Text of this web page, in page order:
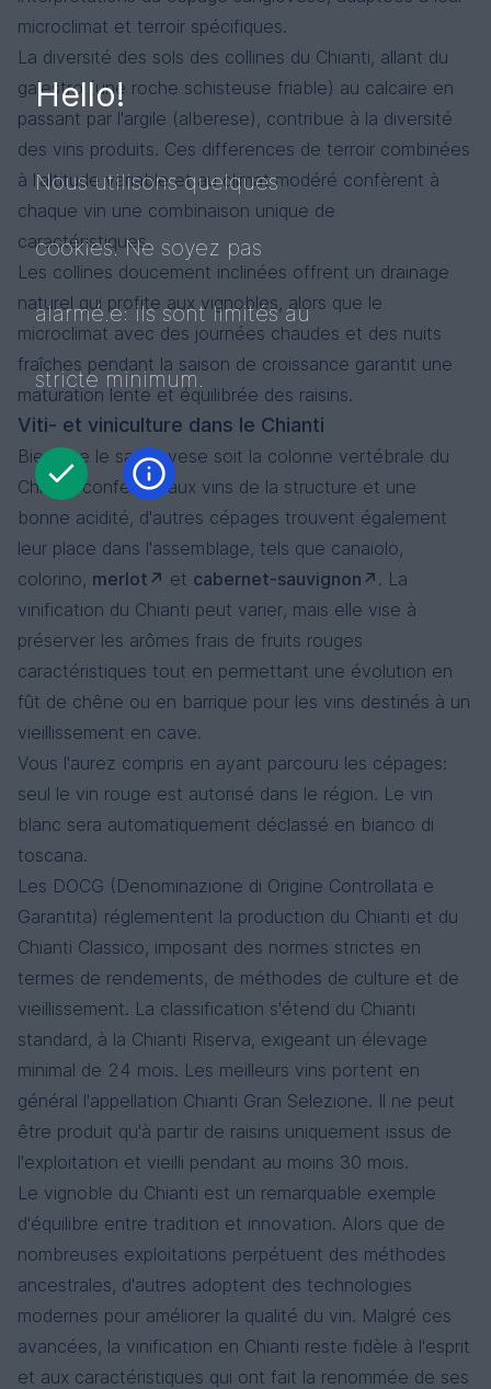
microclimat et terroir spécifiques.
La diversité des sols des collines du Chianti, allant du
galestro (une roche schisteuse friable) au calcaire en
passant par l'argile (alberese), contribue à la diversité
des vins produits. Ces differences de terroir combinées
à l'altitude variable et au climat modéré confèrent à
chaque vin une combinaison unique de
caractéristiques.
Les collines doucement inclinées offrent un drainage
naturel qui profite aux vignobles, alors que le
microclimat avec des journées chaudes et des nuits
fraîches pendant la saison de croissance garantit une
maturation lente et équilibrée des raisins.
Viti- et viniculture dans le Chianti
Bien que le sangiovese soit la colonne vertébrale du
Chianti, conférant aux vins de la structure et une
bonne acidité, d'autres cépages trouvent également
leur place dans l'assemblage, tels que canaiolo,
colorino, merlot et cabernet-sauvignon
. La
vinification du Chianti peut varier, mais elle vise à
préserver les arômes frais de fruits rouges
caractéristiques tout en permettant une évolution en
fût de chêne ou en barrique pour les vins destinés à un
vieillissement en cave.
Vous l'aurez compris en ayant parcouru les cépages:
seul le vin rouge est autorisé dans le région. Le vin
blanc sera automatiquement déclassé en bianco di
toscana.
Les DOCG (Denominazione di Origine Controllata e
Garantita) réglementent la production du Chianti et du
Chianti Classico, imposant des normes strictes en
termes de rendements, de méthodes de culture et de
vieillissement. La classification s'étend du Chianti
standard, à la Chianti Riserva, exigeant un élevage
minimal de 24 mois. Les meilleurs vins portent en
général l'appellation Chianti Gran Selezione. Il ne peut
être produit qu'à partir de raisins uniquement issus de
l'exploitation et vieilli pendant au moins 30 mois.
Le vignoble du Chianti est un remarquable exemple
d'équilibre entre tradition et innovation. Alors que de
nombreuses exploitations perpétuent des méthodes
ancestrales, d'autres adoptent des technologies
modernes pour améliorer la qualité du vin. Malgré ces
avancées, la vinification en Chianti reste fidèle à l'esprit
et aux caractéristiques qui ont fait la renommée de ses
Hello!
Nous utilisons quelques
cookies. Ne soyez pas
alarmé.e: ils sont limités au
stricte minimum.